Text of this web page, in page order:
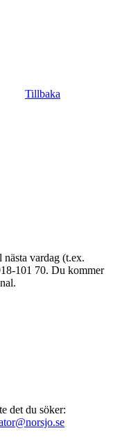
Tillbaka
vardag (t.ex.
101 70. Du kommer
det du söker: